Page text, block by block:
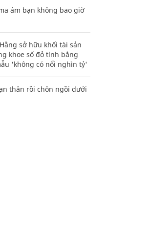
ám bạn không bao giờ
sở hữu khối tài sản
khoe sổ đỏ tính bằng
'không có nổi nghìn tỷ'
thân rồi chôn ngồi dưới